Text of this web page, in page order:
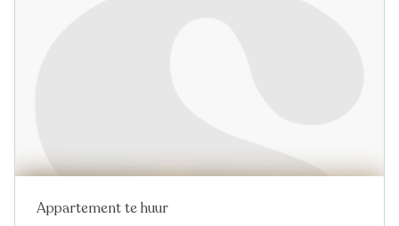
Appartement te huur